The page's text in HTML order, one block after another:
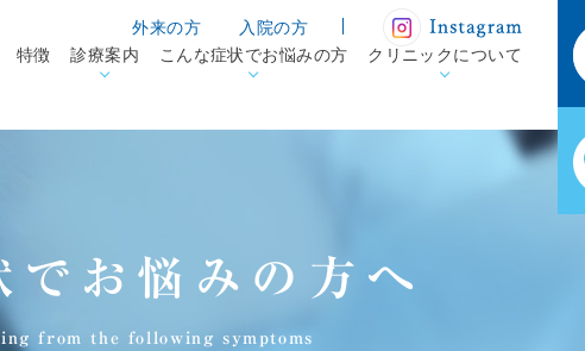
特徴 診療案内 こんな症状でお悩みの方 クリニックについて
外来の方 入院の方
でお悩みの方へ
from the following symptoms